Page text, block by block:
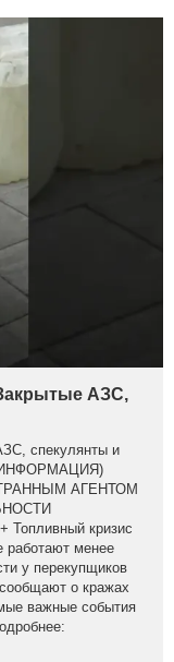
АЗС,
спекулянты и
АГЕНТОМ
кризис
работают менее
у перекупщиков
о кражах
важные события